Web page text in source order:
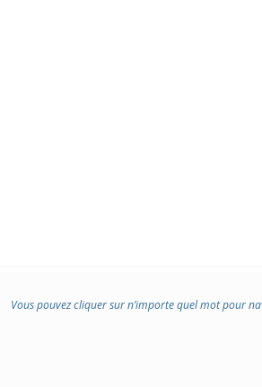
Vous pouvez cliquer sur n’importe quel mot pour